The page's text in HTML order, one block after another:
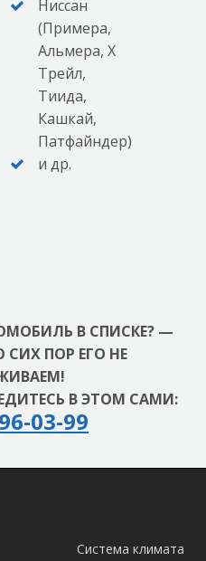
Ниссан
(Примера,
Альмера, Х
Трейл,
Тиида,
Кашкай,
Патфайндер)
и др.
В СПИСКЕ? —
ПОР ЕГО НЕ
В ЭТОМ САМИ:
03-99
Система климата